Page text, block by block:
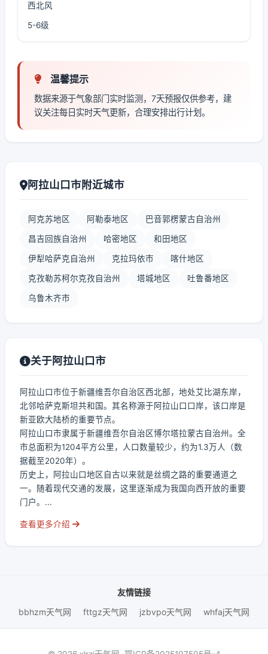
西北风
5-6级
温馨提示
数据来源于气象部门实时监测，7天预报仅供参考，建
议关注每日实时天气更新，合理安排出行计划。
阿拉山口市附近城市
阿克苏地区 阿勒泰地区 巴音郭楞蒙古自治州
昌吉回族自治州 哈密地区 和田地区
伊犁哈萨克自治州 克拉玛依市 喀什地区
克孜勒苏柯尔克孜自治州 塔城地区 吐鲁番地区
乌鲁木齐市
关于阿拉山口市
阿拉山口市位于新疆维吾尔自治区西北部，地处艾比湖东岸，
北邻哈萨克斯坦共和国。其名称源于阿拉山口口岸，该口岸是
新亚欧大陆桥的重要节点。
阿拉山口市隶属于新疆维吾尔自治区博尔塔拉蒙古自治州。全
市总面积为1204平方公里，人口数量较少，约为1.3万人（数
据截至2020年）。
历史上，阿拉山口地区自古以来就是丝绸之路的重要通道之
一。随着现代交通的发展，这里逐渐成为我国向西开放的重要
门户。...
查看更多介绍
友情链接
bbhzm天气网
fttgz天气网 jzbvpo天气网 whfaj天气网